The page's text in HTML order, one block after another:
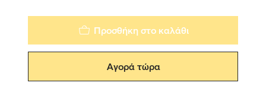
Προσθήκη στο καλάθι
Αγορά τώρα